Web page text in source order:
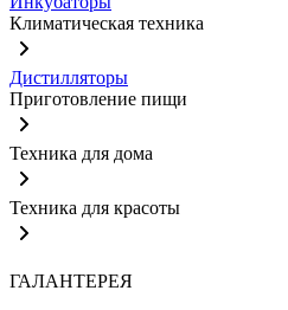
Климатическая техника
Дистилляторы
Приготовление пищи
Техника для дома
Техника для красоты
ГАЛАНТЕРЕЯ